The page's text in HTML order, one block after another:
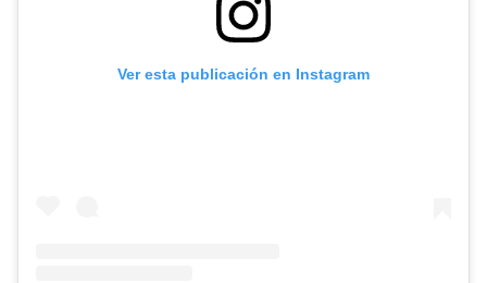
Ver esta publicación en Instagram